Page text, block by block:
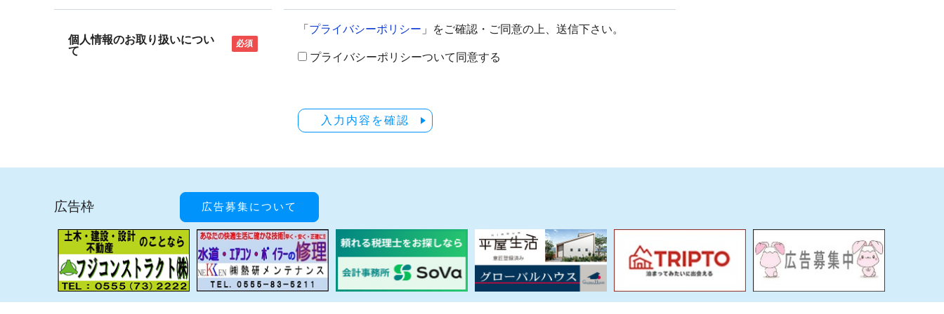
個人情報のお取り扱いについ
て
必須
「 プライバシーポリシー 」をご確認・ご同意の上、送信下さい。
プライバシーポリシーついて同意する
入力内容を確認
広告枠 広告募集について